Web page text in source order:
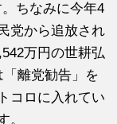
ちなみに今年4
党から追放され
万円の世耕弘
離党勧告」を
コロに入れてい
。